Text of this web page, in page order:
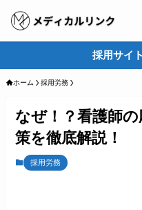
採用サイ
ホーム 採用労務
なぜ！？看護師
策を徹底解説！
採用労務